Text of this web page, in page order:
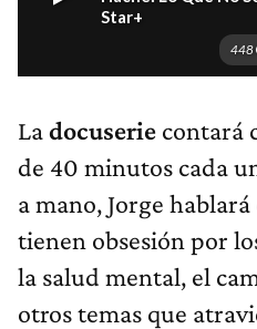
Ladocuserie contará
de 40 minutos cada
a mano, Jorge
tienen obsesión por
la salud mental, el
otros temas que